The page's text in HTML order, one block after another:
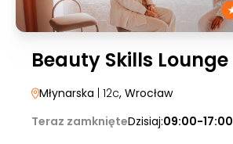
Beauty Skills Lounge
Młynarska | 12c, Wrocław
Teraz zamknięteDzisiaj:09:00-17:00